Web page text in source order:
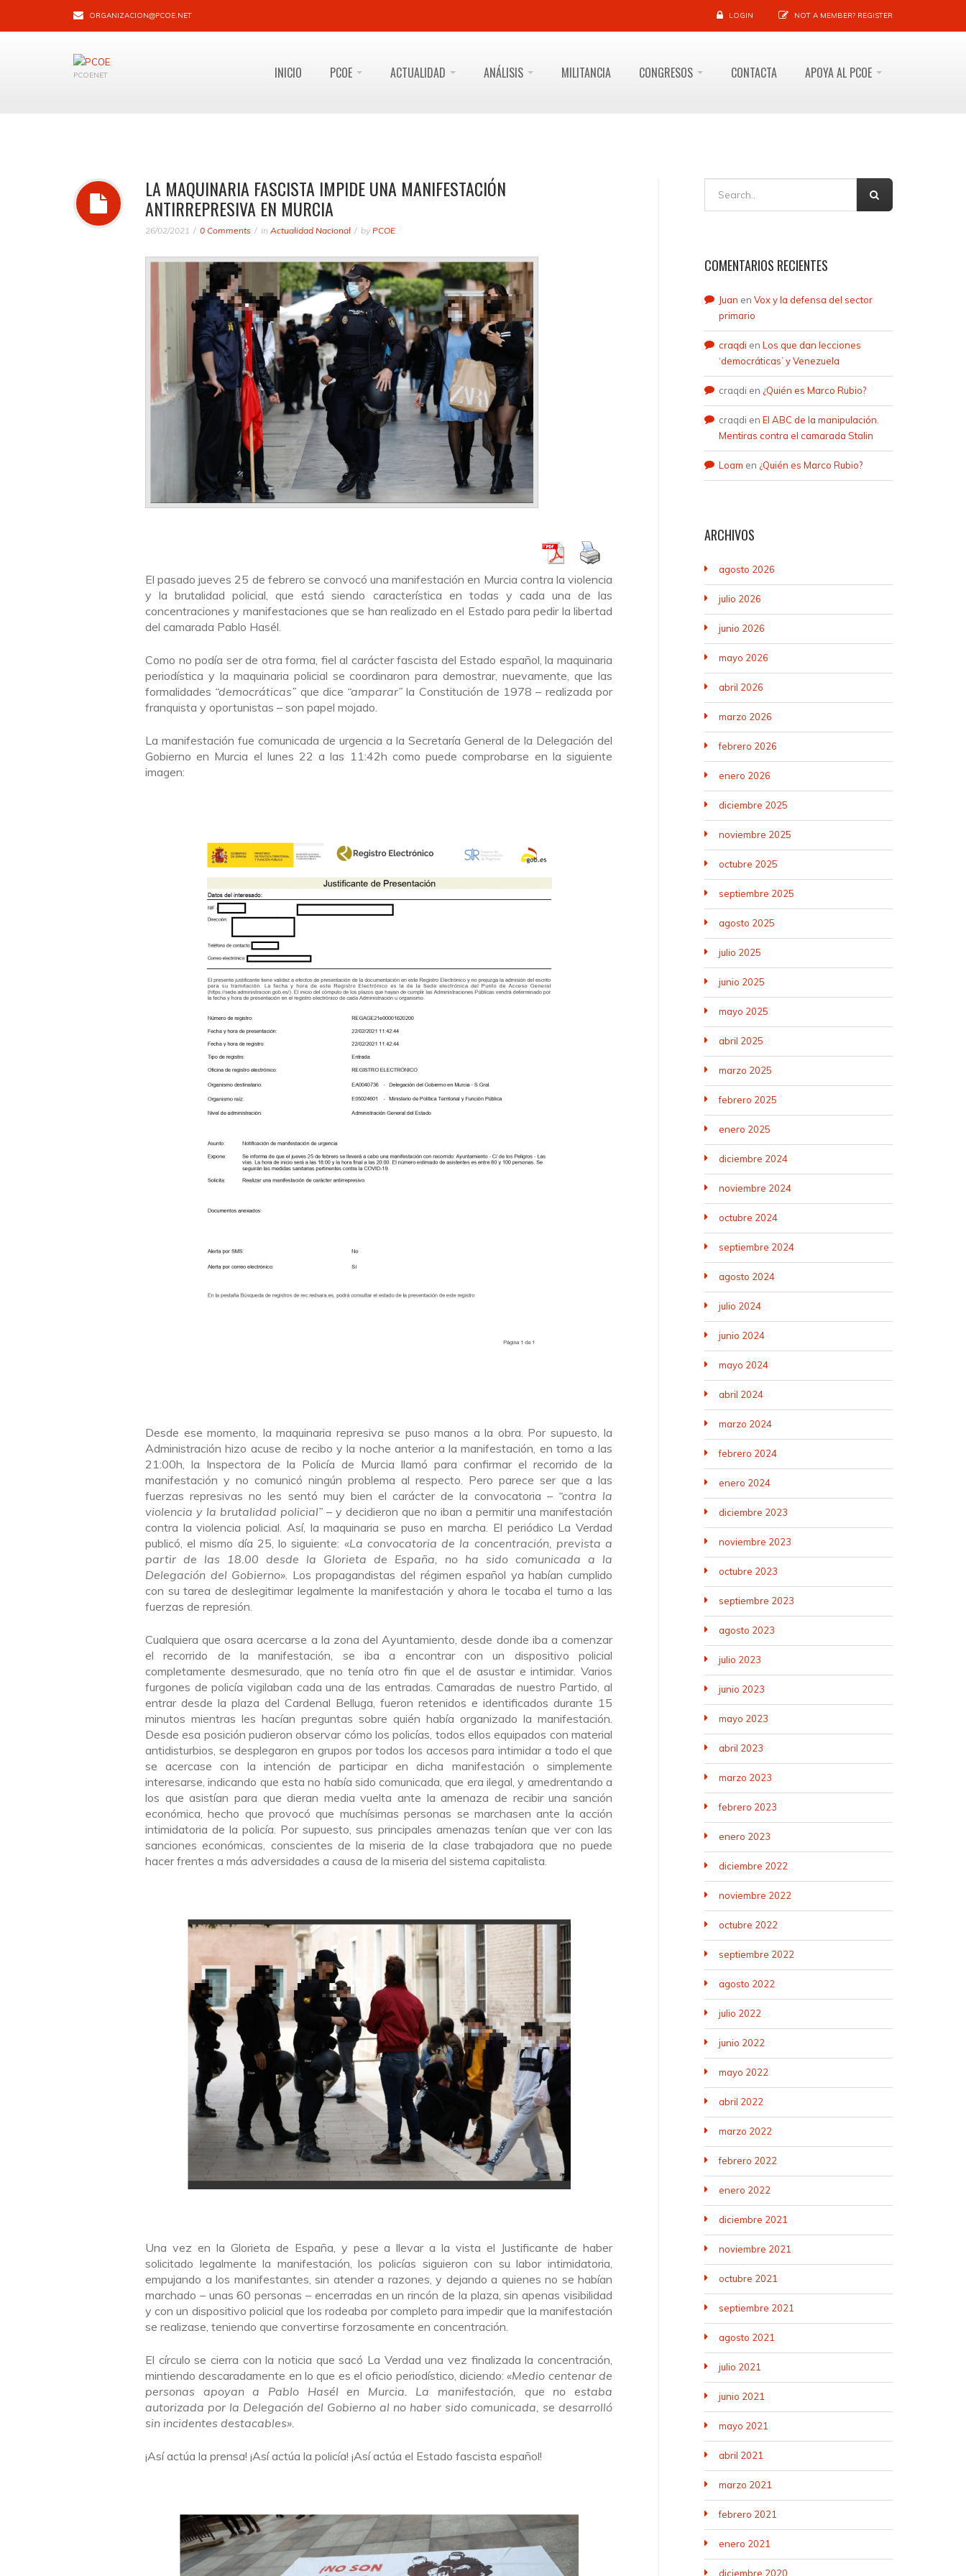
ORGANIZACION@PCOE.NET LOGIN NOT A MEMBER? REGISTER
PCOENET INICIO PCOE ACTUALIDAD ANÁLISIS MILITANCIA CONGRESOS CONTACTA APOYA AL PCOE
LA MAQUINARIA FASCISTA IMPIDE UNA MANIFESTACIÓN
ANTIRREPRESIVA EN MURCIA
26/02/2021 0 Comments in Actualidad Nacional by PCOE
El pasado jueves 25 de febrero se convocó una manifestación en Murcia contra la violencia
y la brutalidad policial, que está siendo característica en todas y cada una de las
concentraciones y manifestaciones que se han realizado en el Estado para pedir la libertad
del camarada Pablo Hasél.
Como no podía ser de otra forma, fiel al carácter fascista del Estado español, la maquinaria
periodística y la maquinaria policial se coordinaron para demostrar, nuevamente, que las
formalidades “democráticas” que dice “amparar” la Constitución de 1978 – realizada por
franquista y oportunistas – son papel mojado.
La manifestación fue comunicada de urgencia a la Secretaría General de la Delegación del
Gobierno en Murcia el lunes 22 a las 11:42h como puede comprobarse en la siguiente
imagen:
Desde ese momento, la maquinaria represiva se puso manos a la obra. Por supuesto, la
Administración hizo acuse de recibo y la noche anterior a la manifestación, en torno a las
21:00h, la Inspectora de la Policía de Murcia llamó para confirmar el recorrido de la
manifestación y no comunicó ningún problema al respecto. Pero parece ser que a las
fuerzas represivas no les sentó muy bien el carácter de la convocatoria – “contra la
violencia y la brutalidad policial” – y decidieron que no iban a permitir una manifestación
contra la violencia policial. Así, la maquinaria se puso en marcha. El periódico La Verdad
publicó, el mismo día 25, lo siguiente: «La convocatoria de la concentración, prevista a
partir de las 18.00 desde la Glorieta de España, no ha sido comunicada a la
Delegación del Gobierno». Los propagandistas del régimen español ya habían cumplido
con su tarea de deslegitimar legalmente la manifestación y ahora le tocaba el turno a las
fuerzas de represión.
Cualquiera que osara acercarse a la zona del Ayuntamiento, desde donde iba a comenzar
el recorrido de la manifestación, se iba a encontrar con un dispositivo policial
completamente desmesurado, que no tenía otro fin que el de asustar e intimidar. Varios
furgones de policía vigilaban cada una de las entradas. Camaradas de nuestro Partido, al
entrar desde la plaza del Cardenal Belluga, fueron retenidos e identificados durante 15
minutos mientras les hacían preguntas sobre quién había organizado la manifestación.
Desde esa posición pudieron observar cómo los policías, todos ellos equipados con material
antidisturbios, se desplegaron en grupos por todos los accesos para intimidar a todo el que
se acercase con la intención de participar en dicha manifestación o simplemente
interesarse, indicando que esta no había sido comunicada, que era ilegal, y amedrentando a
los que asistían para que dieran media vuelta ante la amenaza de recibir una sanción
económica, hecho que provocó que muchísimas personas se marchasen ante la acción
intimidatoria de la policía. Por supuesto, sus principales amenazas tenían que ver con las
sanciones económicas, conscientes de la miseria de la clase trabajadora que no puede
hacer frentes a más adversidades a causa de la miseria del sistema capitalista.
Una vez en la Glorieta de España, y pese a llevar a la vista el Justificante de haber
solicitado legalmente la manifestación, los policías siguieron con su labor intimidatoria,
empujando a los manifestantes, sin atender a razones, y dejando a quienes no se habían
marchado – unas 60 personas – encerradas en un rincón de la plaza, sin apenas visibilidad
y con un dispositivo policial que los rodeaba por completo para impedir que la manifestación
se realizase, teniendo que convertirse forzosamente en concentración.
El círculo se cierra con la noticia que sacó La Verdad una vez finalizada la concentración,
mintiendo descaradamente en lo que es el oficio periodístico, diciendo:«Medio centenar de
personas apoyan a Pablo Hasél en Murcia. La manifestación, que no estaba
autorizada por la Delegación del Gobierno al no haber sido comunicada, se desarrolló
sin incidentes destacables».
¡Así actúa la prensa! ¡Así actúa la policía! ¡Así actúa el Estado fascista español!
COMENTARIOS RECIENTES
Juan en Vox y la defensa del sector
primario
craqdi en Los que dan lecciones
‘democráticas’ y Venezuela
craqdi en ¿Quién es Marco Rubio?
craqdi en El ABC de la manipulación.
Mentiras contra el camarada Stalin
Loam en ¿Quién es Marco Rubio?
ARCHIVOS
agosto 2026
julio 2026
junio 2026
mayo 2026
abril 2026
marzo 2026
febrero 2026
enero 2026
diciembre 2025
noviembre 2025
octubre 2025
septiembre 2025
agosto 2025
julio 2025
junio 2025
mayo 2025
abril 2025
marzo 2025
febrero 2025
enero 2025
diciembre 2024
noviembre 2024
octubre 2024
septiembre 2024
agosto 2024
julio 2024
junio 2024
mayo 2024
abril 2024
marzo 2024
febrero 2024
enero 2024
diciembre 2023
noviembre 2023
octubre 2023
septiembre 2023
agosto 2023
julio 2023
junio 2023
mayo 2023
abril 2023
marzo 2023
febrero 2023
enero 2023
diciembre 2022
noviembre 2022
octubre 2022
septiembre 2022
agosto 2022
julio 2022
junio 2022
mayo 2022
abril 2022
marzo 2022
febrero 2022
enero 2022
diciembre 2021
noviembre 2021
octubre 2021
septiembre 2021
agosto 2021
julio 2021
junio 2021
mayo 2021
abril 2021
marzo 2021
febrero 2021
enero 2021
diciembre 2020